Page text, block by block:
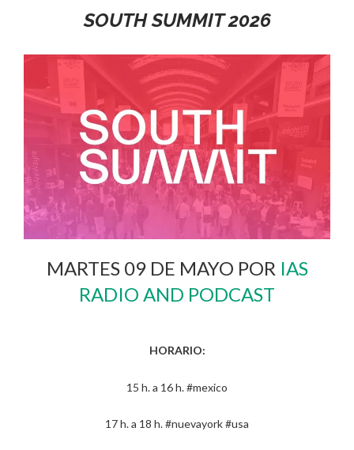
SOUTH SUMMIT 2026
MARTES 09 DE MAYO POR IAS
RADIO AND PODCAST
HORARIO:
15 h. a 16 h. #mexico
17 h. a 18 h. #nuevayork #usa